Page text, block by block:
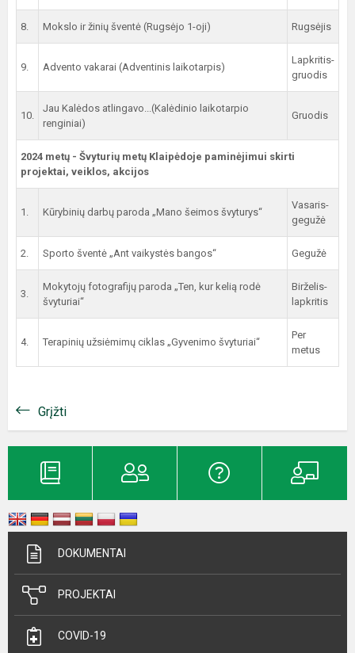
8. Mokslo ir žinių šventė (Rugsėjo 1-oji) Rugsėjis
9. Advento vakarai (Adventinis laikotarpis)
Lapkritis-
gruodis
10.
Jau Kalėdos atlingavo...(Kalėdinio laikotarpio
renginiai)
Gruodis
2024 metų - Švyturių metų Klaipėdoje paminėjimui skirti
projektai, veiklos, akcijos
1. Kūrybinių darbų paroda „Mano šeimos švyturys“
Vasaris-
gegužė
2. Sporto šventė „Ant vaikystės bangos“ Gegužė
3.
Mokytojų fotografijų paroda „Ten, kur kelią rodė
švyturiai“
Birželis-
lapkritis
4. Terapinių užsiėmimų ciklas „Gyvenimo švyturiai“
Per
metus
Grįžti
DOKUMENTAI
PROJEKTAI
COVID-19